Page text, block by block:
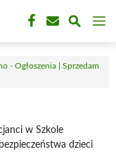
- Ogłoszenia | Sprzedam
w Szkole
dzieci